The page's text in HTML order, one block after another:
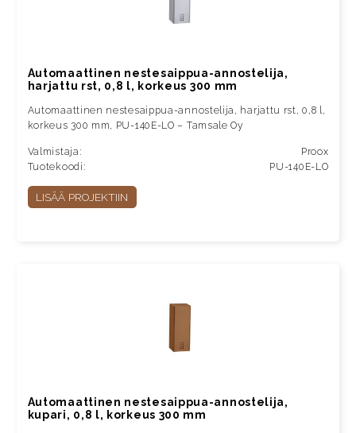
Automaattinen nestesaippua-annostelija,
harjattu rst, 0,8 l, korkeus 300 mm
Automaattinen nestesaippua-annostelija, harjattu rst, 0,8 l,
korkeus 300 mm, PU-140E-LO – Tamsale Oy
Valmistaja:
Proox
Tuotekoodi:
PU-140E-LO
LISÄÄ PROJEKTIIN
Automaattinen nestesaippua-annostelija,
kupari, 0,8 l, korkeus 300 mm